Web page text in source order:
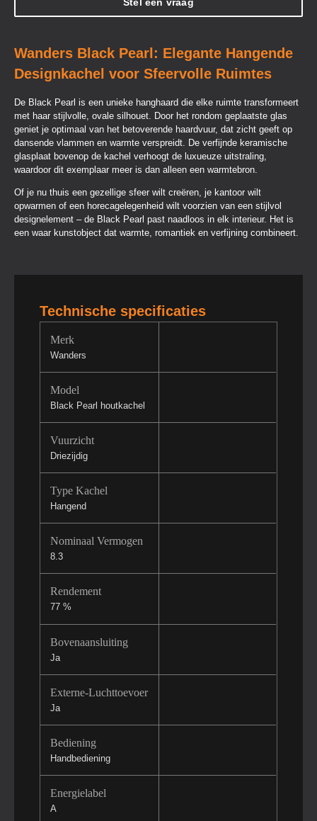
Stel een vraag
Wanders Black Pearl: Elegante Hangende
Designkachel voor Sfeervolle Ruimtes
De Black Pearl is een unieke hanghaard die elke ruimte transformeert
met haar stijlvolle, ovale silhouet. Door het rondom geplaatste glas
geniet je optimaal van het betoverende haardvuur, dat zicht geeft op
dansende vlammen en warmte verspreidt. De verfijnde keramische
glasplaat bovenop de kachel verhoogt de luxueuze uitstraling,
waardoor dit exemplaar meer is dan alleen een warmtebron.
Of je nu thuis een gezellige sfeer wilt creëren, je kantoor wilt
opwarmen of een horecagelegenheid wilt voorzien van een stijlvol
designelement – de Black Pearl past naadloos in elk interieur. Het is
een waar kunstobject dat warmte, romantiek en verfijning combineert.
Technische specificaties
Merk
Wanders
Model
Black Pearl houtkachel
Vuurzicht
Driezijdig
Type Kachel
Hangend
Nominaal Vermogen
8.3
Rendement
77 %
Bovenaansluiting
Ja
Externe-Luchttoevoer
Ja
Bediening
Handbediening
Energielabel
A